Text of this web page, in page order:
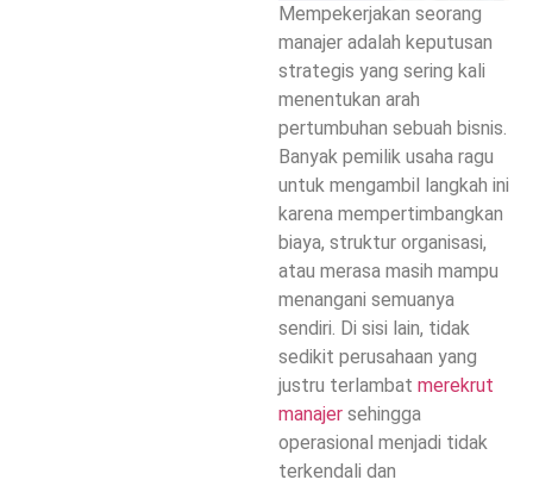
Mempekerjakan seorang
manajer adalah keputusan
strategis yang sering kali
menentukan arah
pertumbuhan sebuah bisnis.
Banyak pemilik usaha ragu
untuk mengambil langkah ini
karena mempertimbangkan
biaya, struktur organisasi,
atau merasa masih mampu
menangani semuanya
sendiri. Di sisi lain, tidak
sedikit perusahaan yang
justru terlambat merekrut
manajer sehingga
operasional menjadi tidak
terkendali dan